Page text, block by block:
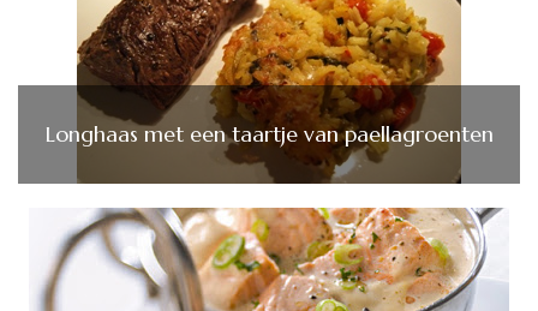
Longhaas met een taartje van paellagroenten